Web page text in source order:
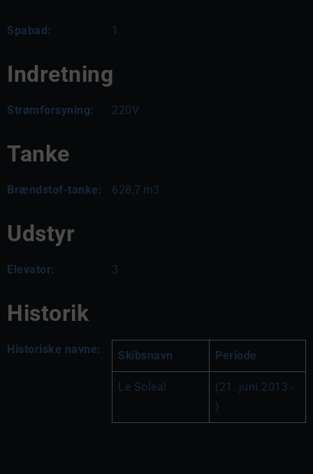
Spabad: 1
Indretning
Strømforsyning: 220V
Tanke
Brændstof-tanke: 628,7 m3
Udstyr
Elevator: 3
Historik
Historiske navne: Skibsnavn Periode
Le Soleal
(21. juni 2013 -
)